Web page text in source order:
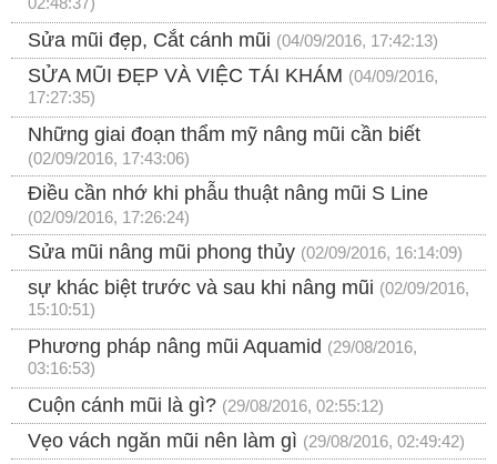
02:48:37)
Sửa mũi đẹp, Cắt cánh mũi (04/09/2016, 17:42:13)
SỬA MŨI ĐẸP VÀ VIỆC TÁI KHÁM (04/09/2016,
17:27:35)
Những giai đoạn thẩm mỹ nâng mũi cần biết
(02/09/2016, 17:43:06)
Điều cần nhớ khi phẫu thuật nâng mũi S Line
(02/09/2016, 17:26:24)
Sửa mũi nâng mũi phong thủy (02/09/2016, 16:14:09)
sự khác biệt trước và sau khi nâng mũi (02/09/2016,
15:10:51)
Phương pháp nâng mũi Aquamid (29/08/2016,
03:16:53)
Cuộn cánh mũi là gì? (29/08/2016, 02:55:12)
Vẹo vách ngăn mũi nên làm gì (29/08/2016, 02:49:42)